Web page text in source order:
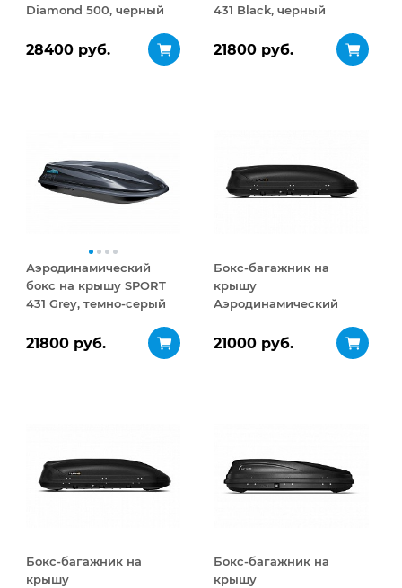
Diamond 500, черный
28400 руб.
431 Black, черный
21800 руб.
Аэродинамический
бокс на крышу SPORT
431 Grey, темно-серый
21800 руб.
Бокс-багажник на
крышу
Аэродинамический
21000 руб.
Бокс-багажник на
крышу
Бокс-багажник на
крышу